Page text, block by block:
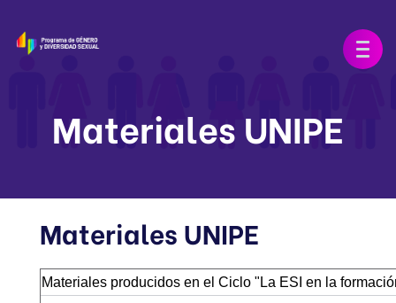
Materiales UNIPE
Materiales UNIPE
Materiales producidos en el Ciclo "La ESI en la